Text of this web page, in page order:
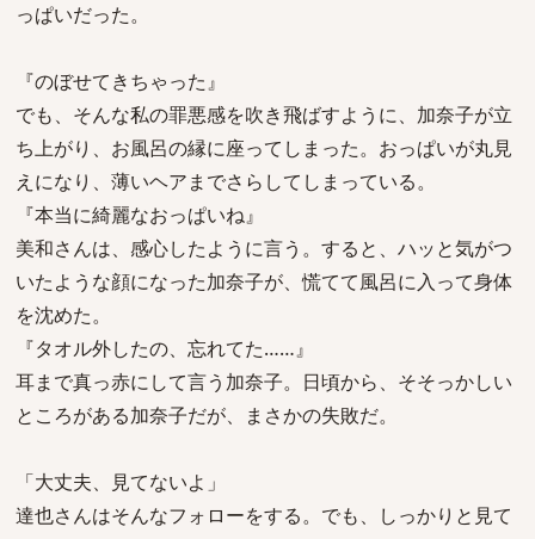
っぱいだった。
『のぼせてきちゃった』
でも、そんな私の罪悪感を吹き飛ばすように、加奈子が立
ち上がり、お風呂の縁に座ってしまった。おっぱいが丸見
えになり、薄いヘアまでさらしてしまっている。
『本当に綺麗なおっぱいね』
美和さんは、感心したように言う。すると、ハッと気がつ
いたような顔になった加奈子が、慌てて風呂に入って身体
を沈めた。
『タオル外したの、忘れてた……』
耳まで真っ赤にして言う加奈子。日頃から、そそっかしい
ところがある加奈子だが、まさかの失敗だ。
「大丈夫、見てないよ」
達也さんはそんなフォローをする。でも、しっかりと見て